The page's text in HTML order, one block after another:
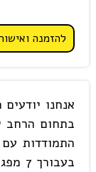
להזמנה ואישור
אנחנו
בתחום הרחב
התמודדות